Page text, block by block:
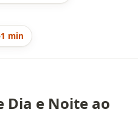
1 min
Dia e Noite ao